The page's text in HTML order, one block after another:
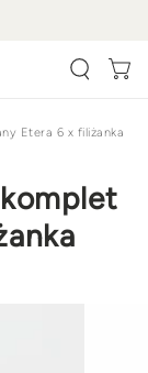
Wózek
Etera 6 x filiżanka